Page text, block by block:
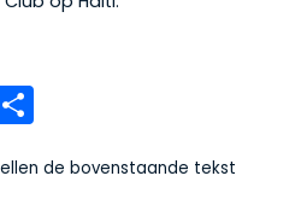
de bovenstaande tekst